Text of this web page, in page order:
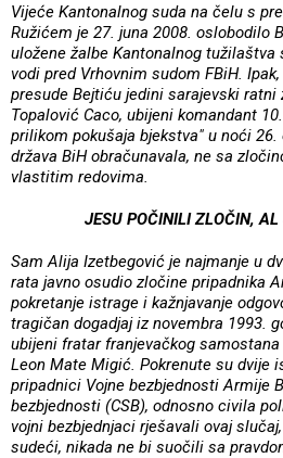
Vijeće Kantonalnog suda na čelu s
Ružićem je 27. juna 2008. oslobodilo
uložene žalbe Kantonalnog
vodi pred Vrhovnim sudom FBiH.
presude Bejtiću jedini sarajevski
Topalović Caco, ubijeni komandant
prilikom pokušaja bjekstva" u noći 26.
država BiH obračunavala, ne sa
vlastitim redovima.
JESU POČINILI ZLOČIN, AL
Sam Alija Izetbegović je najmanje u
rata javno osudio zločine pripadnika
pokretanje istrage i kažnjavanje
tragičan dogadjaj iz novembra 1993.
ubijeni fratar franjevačkog
Leon Mate Migić. Pokrenute su dvije
pripadnici Vojne bezbjednosti Armije
bezbjednosti (CSB), odnosno civila
vojni bezbjednjaci rješavali ovaj
sudeći, nikada ne bi suočili sa